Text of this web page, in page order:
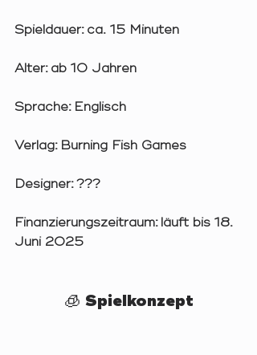
Spieldauer: ca. 15 Minuten
Alter: ab 10 Jahren
Sprache: Englisch
Verlag: Burning Fish Games
Designer: ???
Finanzierungszeitraum: läuft bis 18.
Juni 2025
🧊 Spielkonzept